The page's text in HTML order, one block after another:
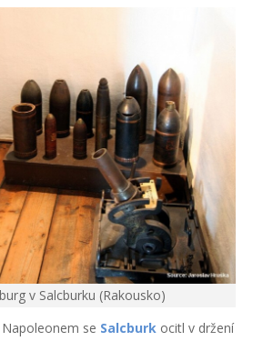
v Salcburku (Rakousko)
se Salcburk ocitl v držení